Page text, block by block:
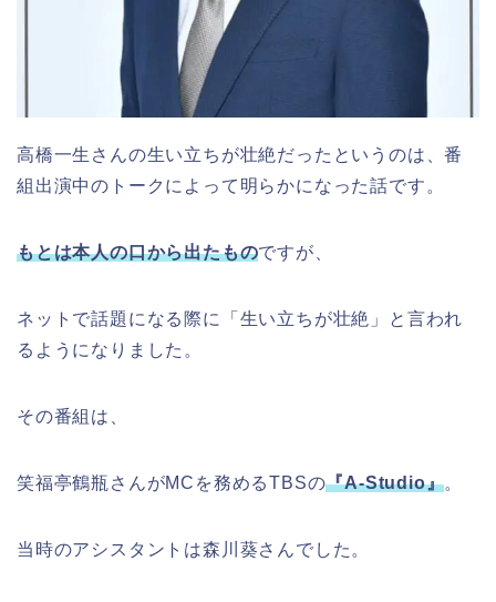
高橋一生さんの生い立ちが壮絶だったというのは、番
組出演中のトークによって明らかになった話です。
もとは本人の口から出たものですが、
ネットで話題になる際に「生い立ちが壮絶」と言われ
るようになりました。
その番組は、
笑福亭鶴瓶さんがMCを務めるTBSの『A-Studio』。
当時のアシスタントは森川葵さんでした。